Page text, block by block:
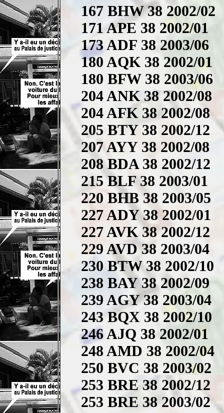
167 BHW 38 2002/02
171 APE 38 2002/01
173 ADF 38 2003/06
180 AQK 38 2002/01
180 BFW 38 2003/06
204 ANK 38 2002/08
204 AFK 38 2002/08
205 BTY 38 2002/12
207 AYY 38 2002/08
208 BDA 38 2002/12
215 BLF 38 2003/01
220 BHB 38 2003/05
227 ADY 38 2002/01
227 AVK 38 2002/12
229 AVD 38 2003/04
230 BTW 38 2002/10
238 BAY 38 2002/09
239 AGY 38 2003/04
243 BQX 38 2002/10
246 AJQ 38 2002/01
248 AMD 38 2002/04
250 BVC 38 2003/02
253 BRE 38 2002/12
253 BRE 38 2003/02